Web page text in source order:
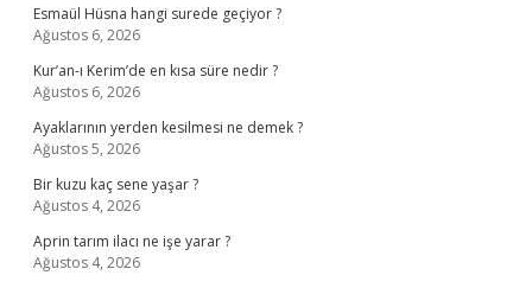
Esmaül Hüsna hangi surede geçiyor ?
Ağustos 6, 2026
Kur’an-ı Kerim’de en kısa süre nedir ?
Ağustos 6, 2026
Ayaklarının yerden kesilmesi ne demek ?
Ağustos 5, 2026
Bir kuzu kaç sene yaşar ?
Ağustos 4, 2026
Aprin tarım ilacı ne işe yarar ?
Ağustos 4, 2026